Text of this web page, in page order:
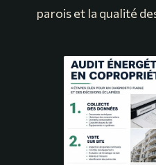
parois et la qualité